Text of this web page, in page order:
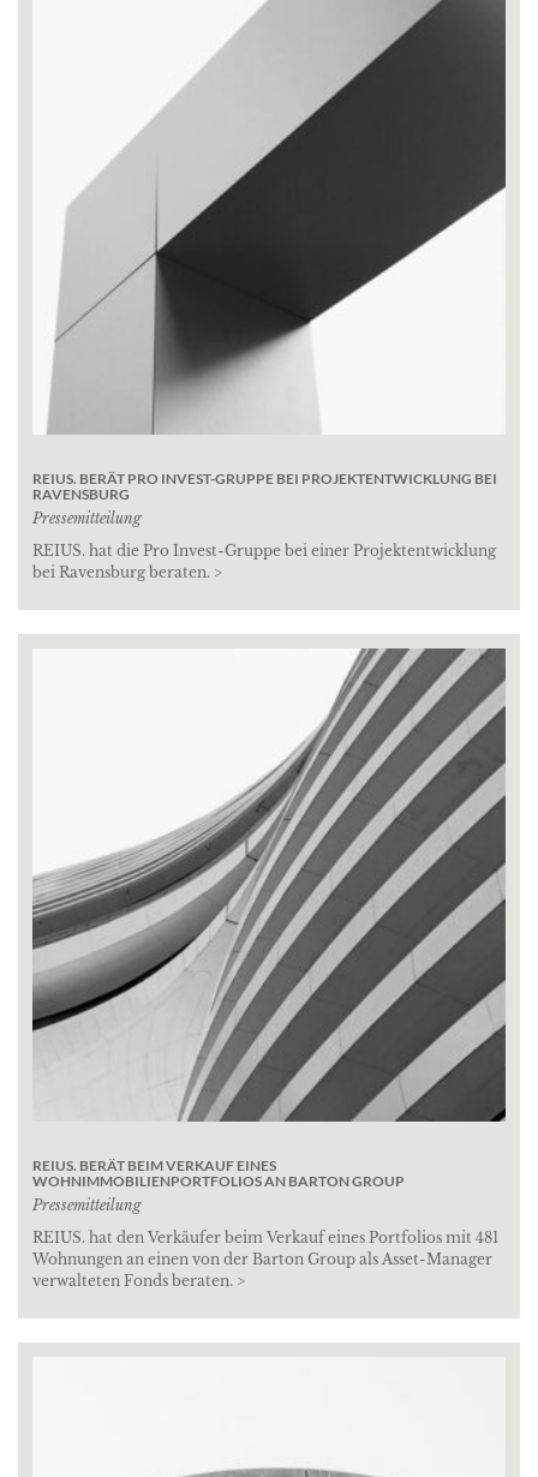
REIUS. BERÄT PRO INVEST-GRUPPE BEI PROJEKTENTWICKLUNG BEI
RAVENSBURG
Pressemitteilung
REIUS. hat die Pro Invest-Gruppe bei einer Projektentwicklung
bei Ravensburg beraten. >
REIUS. BERÄT BEIM VERKAUF EINES
WOHNIMMOBILIENPORTFOLIOS AN BARTON GROUP
Pressemitteilung
REIUS. hat den Verkäufer beim Verkauf eines Portfolios mit 481
Wohnungen an einen von der Barton Group als Asset-Manager
verwalteten Fonds beraten. >